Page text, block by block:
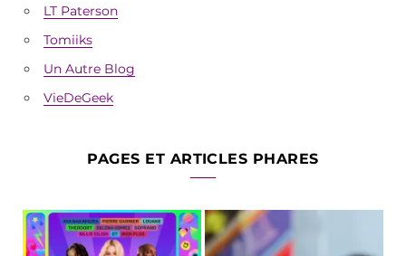
LT Paterson
Tomiiks
Un Autre Blog
VieDeGeek
PAGES ET ARTICLES PHARES